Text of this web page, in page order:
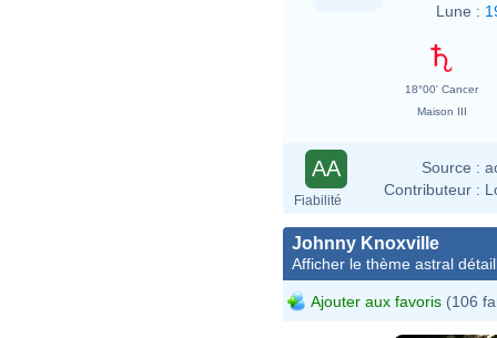
Lune :
18°00' Cancer
Maison III
AA
Fiabilité
Source :
Contributeur :
Johnny Knoxville
Afficher le thème astral
Ajouter aux favoris (106